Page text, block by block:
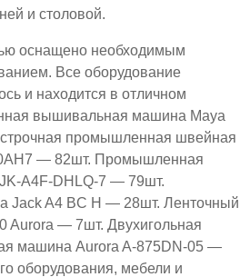
и столовой.
оснащено необходимым
Все оборудование
и находится в отличном
вышивальная машина Maya
промышленная швейная
— 82шт. Промышленная
A4F-DHLQ-7 — 79шт.
Jack A4 BC H — 28шт. Ленточный
Aurora — 7шт. Двухигольная
машина Aurora A-875DN-05 —
оборудования, мебели и